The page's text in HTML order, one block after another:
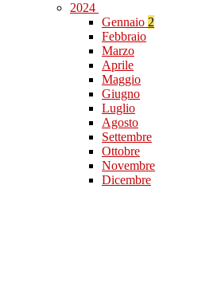
2024
Gennaio 2
Febbraio
Marzo
Aprile
Maggio
Giugno
Luglio
Agosto
Settembre
Ottobre
Novembre
Dicembre